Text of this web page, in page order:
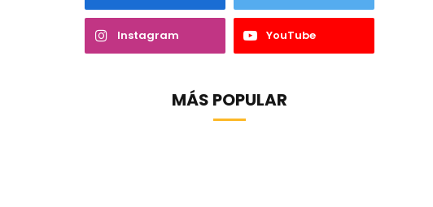
Instagram YouTube
MÁS POPULAR